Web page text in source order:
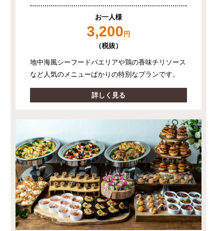
お一人様
3,200 円
（税抜）
地中海風シーフードパエリアや鶏の香味チリソース
など人気のメニューばかりの特別なプランです。
詳しく見る